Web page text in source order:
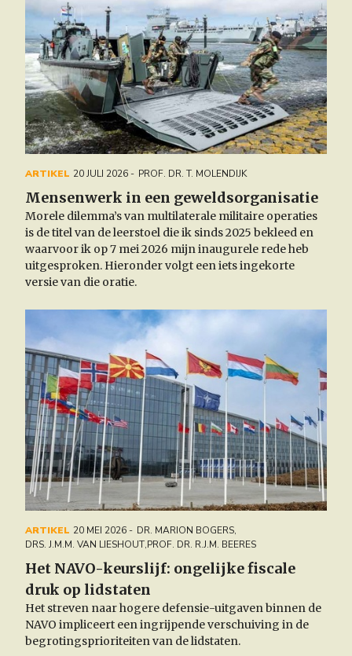
ARTIKEL 20 JULI 2026 PROF. DR. T. MOLENDIJK
Mensenwerk in een geweldsorganisatie
Morele dilemma’s van multilaterale militaire operaties
is de titel van de leerstoel die ik sinds 2025 bekleed en
waarvoor ik op 7 mei 2026 mijn inaugurele rede heb
uitgesproken. Hieronder volgt een iets ingekorte
versie van die oratie.
ARTIKEL 20 MEI 2026 DR. MARION BOGERS,
DRS. J.M.M. VAN LIESHOUT,PROF. DR. R.J.M. BEERES
Het NAVO-keurslijf: ongelijke fiscale
druk op lidstaten
Het streven naar hogere defensie-uitgaven binnen de
NAVO impliceert een ingrijpende verschuiving in de
begrotingsprioriteiten van de lidstaten.